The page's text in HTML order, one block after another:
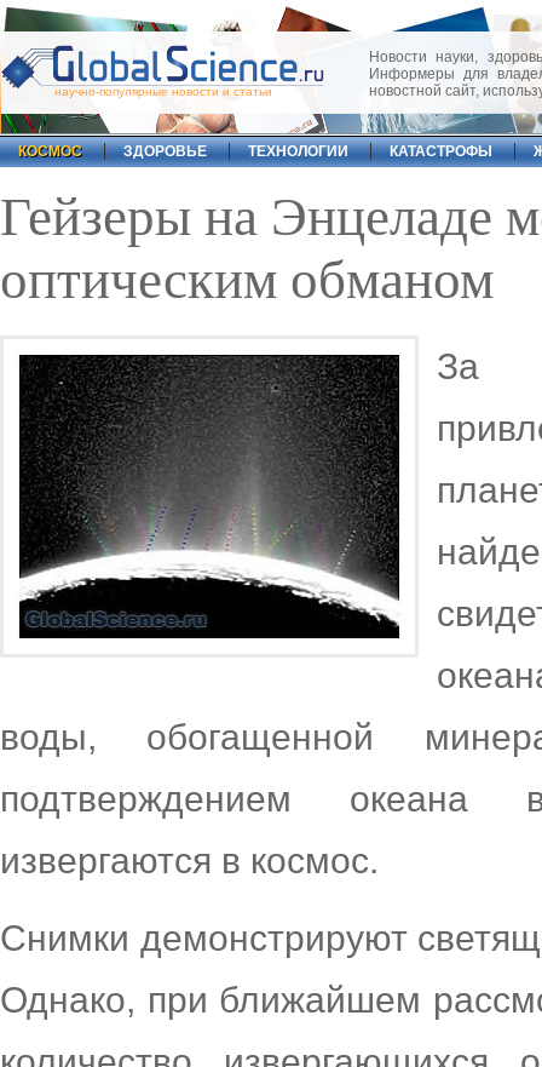
научно-популярные новости и статьи
Новости науки,
Информеры для
новостной сайт,
КОСМОС ЗДОРОВЬЕ ТЕХНОЛОГИИ КАТАСТРОФЫ
Гейзеры на Энцеладе
оптическим обманом
За
воды, обогащенной
подтверждением океана
извергаются в космос.
Снимки демонстрируют
Однако, при ближайшем